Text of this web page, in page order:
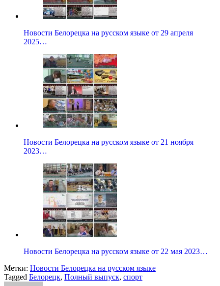
Новости Белорецка на русском языке от 29 апреля
2025…
Новости Белорецка на русском языке от 21 ноября
2023…
Новости Белорецка на русском языке от 22 мая 2023…
Метки: Новости Белорецка на русском языке
Tagged Белорецк, Полный выпуск, спорт